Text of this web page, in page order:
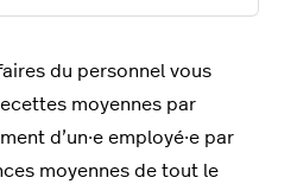
du personnel vous
moyennes par
d’un·e employé·e par
moyennes de tout le